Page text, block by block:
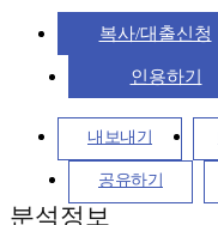
복사/대출신청
인용하기
내보내기
공유하기
분석정보